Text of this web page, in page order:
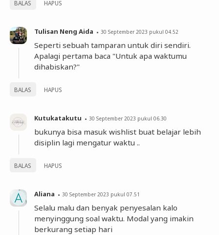
BALAS HAPUS
Tulisan Neng Aida 30 September 2023 pukul 04.52
Seperti sebuah tamparan untuk diri sendiri.
Apalagi pertama baca "Untuk apa waktumu
dihabiskan?"
BALAS HAPUS
Kutukatakutu 30 September 2023 pukul 06.30
bukunya bisa masuk wishlist buat belajar lebih
disiplin lagi mengatur waktu ..
BALAS HAPUS
Aliana 30 September 2023 pukul 07.51
Selalu malu dan benyak penyesalan kalo
menyinggung soal waktu. Modal yang imakin
berkurang setiap hari